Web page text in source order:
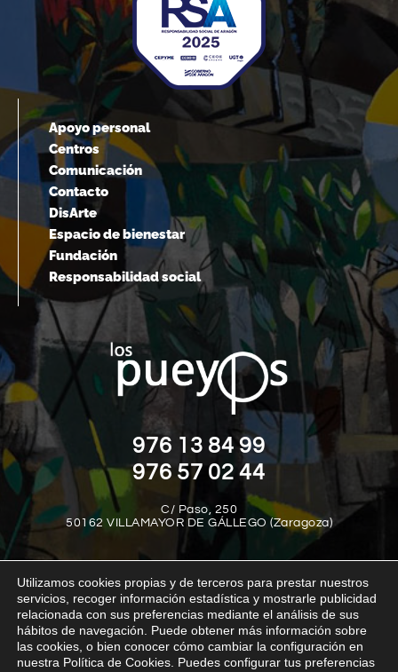
Apoyo personal
Centros
Comunicación
Contacto
DisArte
Espacio de bienestar
Fundación
Responsabilidad social
976 13 84 99
976 57 02 44
C/ Paso, 250
50162 VILLAMAYOR DE GÁLLEGO (Zaragoza)
Aviso legal Política de privacidad
Política de cookies
Política interna del canal de denuncias
Transparencia
Utilizamos cookies propias y de terceros para prestar nuestros
servicios, recoger información estadística y mostrarle publicidad
relacionada con sus preferencias mediante el análisis de sus
hábitos de navegación. Puede obtener más información sobre
las cookies, o bien conocer cómo cambiar la configuración en
nuestra Política de Cookies. Puedes configurar tus preferencias